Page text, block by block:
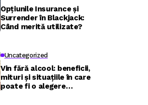
Opțiunile Insurance și
Surrender în Blackjack:
Când merită utilizate?
Uncategorized
Vin fără alcool: beneficii,
mituri și situațiile în care
poate fi o alegere